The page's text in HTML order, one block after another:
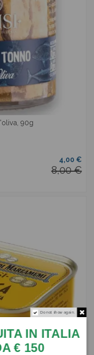
90g
4,00 €
8,00 €
Do not show again.
IN ITALIA
€ 150